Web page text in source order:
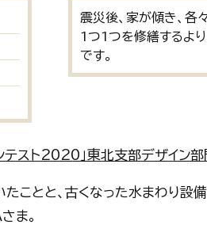
震災後、家が傾き、各
1つ1つを修繕するよ
です。
テスト2020」東北支部デザイン
ことと、古くなった水まわり設
ま。